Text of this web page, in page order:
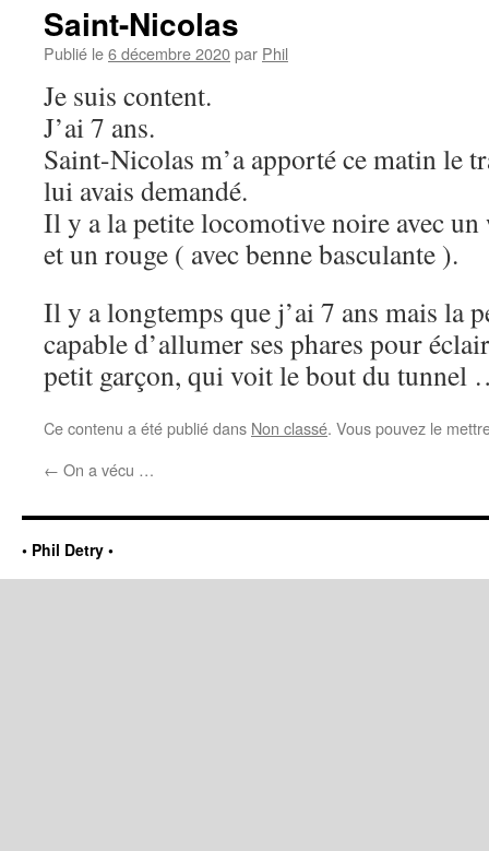
Saint-Nicolas
Publié le6 décembre 2020par Phil
Je suis content.
J’ai 7 ans.
Saint-Nicolas m’a apporté ce matin le
lui avais demandé.
Il y a la petite locomotive noire avec
et un rouge ( avec benne basculante ).
Il y a longtemps que j’ai 7 ans mais la
capable d’allumer ses phares pour
petit garçon, qui voit le bout du tunnel
Ce contenu a été publié dans Non classé. Vous pouvez le
← On a vécu …
• Phil Detry •